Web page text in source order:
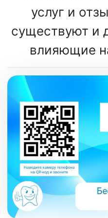
услуг и
существуют и
влияющие